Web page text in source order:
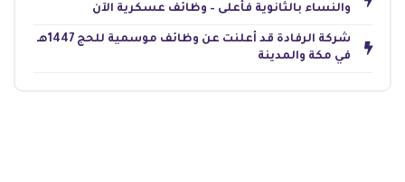
والنساء بالثانوية فأعلى – وظائف عسكرية الآن
شركة الرفادة قد أعلنت عن وظائف موسمية للحج 1447هـ
في مكة والمدينة